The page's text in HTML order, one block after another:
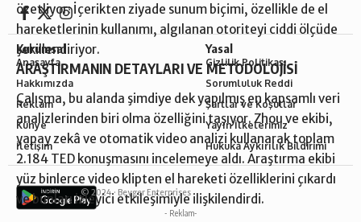
özetliyor: İçerikten ziyade sunum biçimi, özellikle de el
hareketlerinin kullanımı, algılanan otoriteyi ciddi ölçüde
şekillendiriyor.
ARAŞTIRMANIN DETAYLARI VE METODOLOJİSİ
Çalışma, bu alanda şimdiye dek yapılmış en kapsamlı veri
analizlerinden biri olma özelliğini taşıyor. Zhou ve ekibi,
yapay zekâ ve otomatik video analizi kullanarak toplam
2.184 TED konuşmasını incelemeye aldı. Araştırma ekibi
yüz binlerce video klipten el hareketi özelliklerini çıkardı
ve bunları izleyici etkileşimiyle ilişkilendirdi.
- Reklam-
Kurumsal
Anasayfa
Hakkımızda
Reklam
Künye
İletişim
Yasal
Gizlilik Politikası
Sorumluluk Reddi
Şartlar ve Koşullar
Yayın İlkelerimiz
Hukuka Aykırılık Bildirimi
© 2024 · Beyger Enterprises